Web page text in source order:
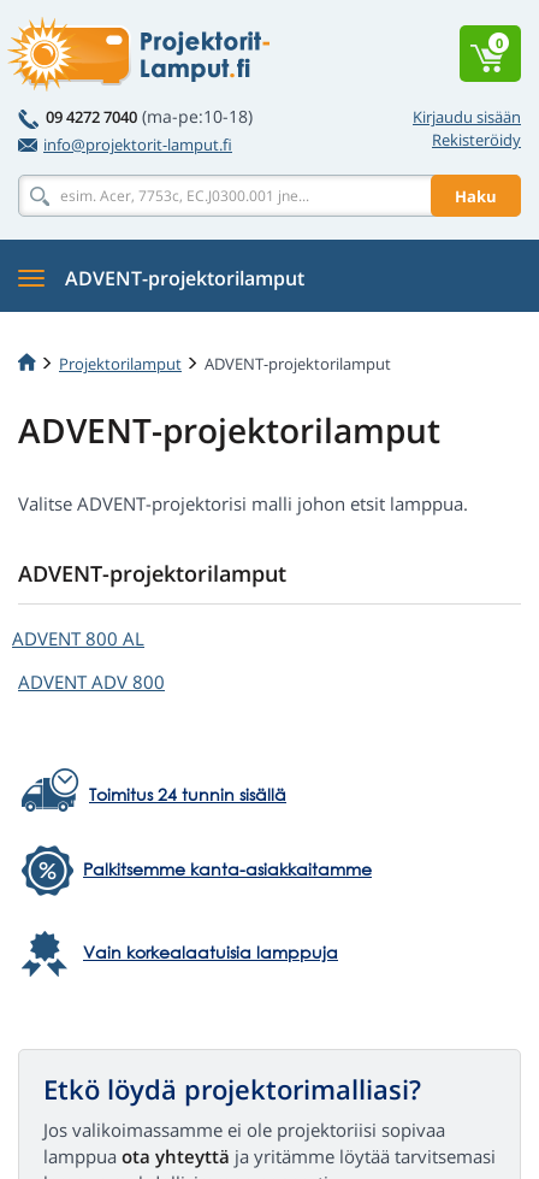
Kirjaudu sisään
Rekisteröidy
09 4272 7040 (ma-pe:10-18)
info@projektorit-lamput.fi
Haku
0
ADVENT-projektorilamput
Projektorilamput ADVENT-projektorilamput
ADVENT-projektorilamput
Valitse ADVENT-projektorisi malli johon etsit lamppua.
ADVENT-projektorilamput
ADVENT800 AL
ADVENTADV 800
Toimitus 24 tunnin sisällä
Palkitsemme kanta-asiakkaitamme
Vain korkealaatuisia lamppuja
Etkö löydä projektorimalliasi?
Jos valikoimassamme ei ole projektoriisi sopivaa
lamppua ota yhteyttä ja yritämme löytää tarvitsemasi